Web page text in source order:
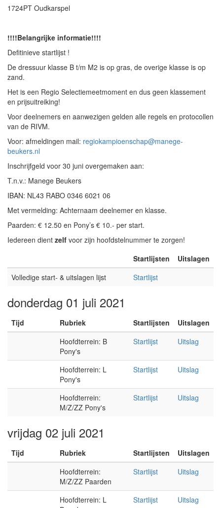
1724PT Oudkarspel
!!!!Belangrijke informatie!!!!
Defitinieve startlijst !
De dressuur klasse B t/m M2 is op gras, de overige klasse is op
zand.
Het is een Regio Selectiemeetmoment en dus geen klassement
en prijsuitreiking!
Voor deelnemers en aanwezigen gelden alle regels en protocollen
van de RIVM.
Voor: afmeldingen mail: regiokampioenschap@manege-
beukers.nl
Inschrijfgeld voor 30 juni overgemaken aan:
T.n.v.: Manege Beukers
IBAN: NL43 RABO 0346 6021 06
Met vermelding: Achternaam deelnemer en klasse.
Paarden: € 12.50 en Pony’s € 10.- per start.
Iedereen dient zelf voor zijn hoofdstelnummer te zorgen!
Startlijsten
Uitslagen
Volledige start- & uitslagen lijst
Startlijst
donderdag 01 juli 2021
Tijd Rubriek Startlijsten
Uitslagen
Hoofdterrein: B
Pony's
Startlijst Uitslag
Hoofdterrein: L
Pony's
Startlijst Uitslag
Hoofdterrein:
M/Z/ZZ Pony's
Startlijst Uitslag
vrijdag 02 juli 2021
Tijd Rubriek Startlijsten
Uitslagen
Hoofdterrein:
M/Z/ZZ Paarden
Startlijst Uitslag
Hoofdterrein: L
Startlijst Uitslag